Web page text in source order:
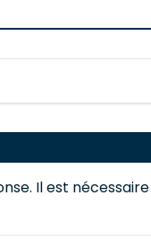
Il est